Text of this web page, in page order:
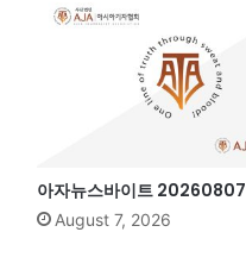
아자뉴스바이트 20260807
August 7, 2026